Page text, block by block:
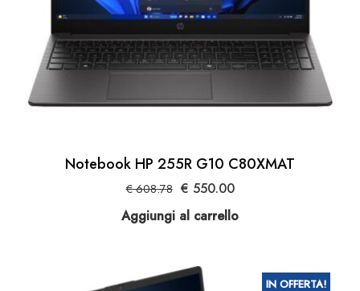
Notebook HP 255R G10 C80XMAT
€608.78 Il
prezzo
originale
€ 608.78.
€ 550.00Il
attuale
Aggiungi al carrello
IN OFFERTA!